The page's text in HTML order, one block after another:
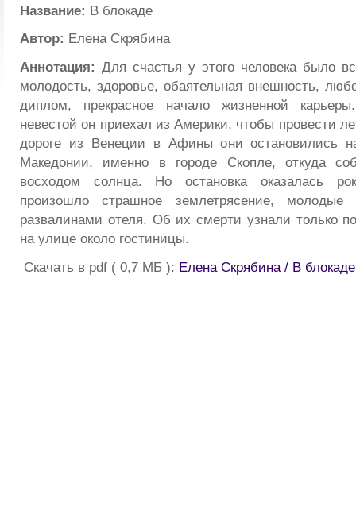
Название: В блокаде
Автор: Елена Скрябина
Аннотация: Для счастья у этого человека было
молодость, здоровье, обаятельная внешность,
диплом, прекрасное начало жизненной
невестой он приехал из Америки, чтобы провести
дороге из Венеции в Афины они остановились
Македонии, именно в городе Скопле, откуда
восходом солнца. Но остановка оказалась
произошло страшное землетрясение,
развалинами отеля. Об их смерти узнали только
на улице около гостиницы.
Скачать в pdf ( 0,7 МБ ): Елена Скрябина / В блокаде